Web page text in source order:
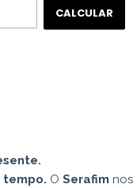
CALCULAR
tempo. O Serafim nos